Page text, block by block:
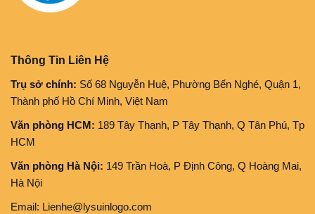
Thông Tin Liên Hệ
Trụ sở chính: Số 68 Nguyễn Huệ, Phường Bến Nghé, Quận 1,
Thành phố Hồ Chí Minh, Việt Nam
Văn phòng HCM: 189 Tây Thạnh, P Tây Thạnh, Q Tân Phú, Tp
HCM
Văn phòng Hà Nội: 149 Trần Hoà, P Định Công, Q Hoàng Mai,
Hà Nội
Email: Lienhe@lysuinlogo.com